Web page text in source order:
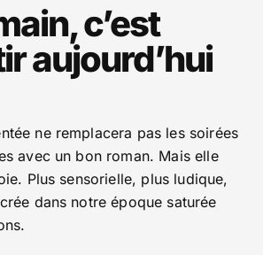
c’est
aujourd’hui
ne remplacera pas les soirées
avec un bon roman. Mais elle
Plus sensorielle, plus ludique,
dans notre époque saturée